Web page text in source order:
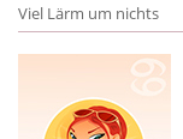
Viel Lärm um nichts